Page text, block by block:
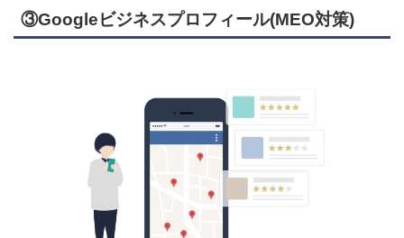
③Googleビジネスプロフィール(MEO対策)